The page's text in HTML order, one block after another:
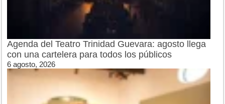
Agenda del Teatro Trinidad Guevara: agosto llega
con una cartelera para todos los públicos
6 agosto, 2026